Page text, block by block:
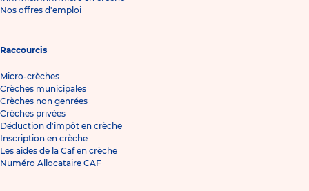
Nos offres d'emploi
Raccourcis
Micro-crèches
Crèches municipales
Crèches non genrées
Crèches privées
Déduction d'impôt en crèche
Inscription en crèche
Les aides de la Caf en crèche
Numéro Allocataire CAF